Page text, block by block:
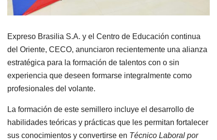
Expreso Brasilia S.A. y el Centro de Educación continua
del Oriente, CECO, anunciaron recientemente una alianza
estratégica para la formación de talentos con o sin
experiencia que deseen formarse integralmente como
profesionales del volante.
La formación de este semillero incluye el desarrollo de
habilidades teóricas y prácticas que les permitan fortalecer
sus conocimientos y convertirse en Técnico Laboral por